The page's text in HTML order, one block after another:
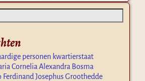
personen kwartierstaat
Cornelia Alexandra Bosma
Ferdinand Josephus Groothedde